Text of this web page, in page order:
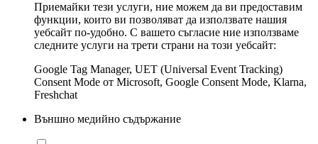
Приемайки тези услуги, ние можем да ви предоставим
функции, които ви позволяват да използвате нашия
уебсайт по-удобно. С вашето съгласие ние използваме
следните услуги на трети страни на този уебсайт:
Google Tag Manager, UET (Universal Event Tracking)
Consent Mode от Microsoft, Google Consent Mode, Klarna,
Freshchat
Външно медийно съдържание